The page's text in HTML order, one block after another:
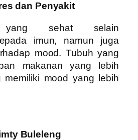
dan Penyakit
yang sehat selain
imun, namun juga
mood. Tubuh yang
makanan yang lebih
memiliki mood yang lebih
Buleleng